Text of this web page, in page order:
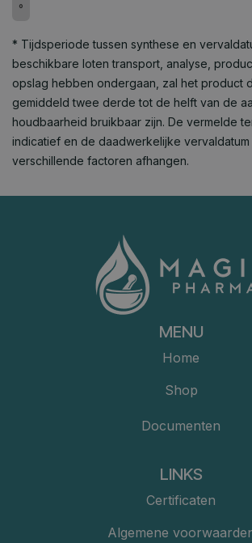
°
* Tijdsperiode tussen synthese en
beschikbare loten transport, analyse,
opslag hebben ondergaan, zal het product
gemiddeld twee derde tot de helft van de
houdbaarheid bruikbaar zijn. De vermelde
indicatief en de daadwerkelijke vervaldatum
verschillende factoren afhangen.
MENU
Home
Shop
Documenten
LINKS
Certificaten
Algemene